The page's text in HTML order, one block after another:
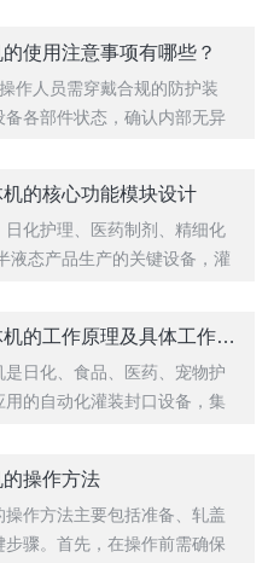
使用注意事项有哪些？
作人员需穿戴合规的防护装
备各部件状态，确认内部无异
艺参数管控‌严格遵循预设的冻
阶段需保证制品完...
的核心功能模块设计
日化护理、医药制剂、精细化
液态产品生产的关键设备，灌
风险高的痛点，契合当下生产
合规管控的核心需求，是当...
分装旋盖一体机的工作原理及具体工作流程
是日化、食品、医药、宠物护
用的自动化灌装封口设备，集
产衔接效率，降低人工成本
，是中小批量柔性生产场景
操作方法
操作方法主要包括准备、轧盖
步骤。首先，在操作前需确保